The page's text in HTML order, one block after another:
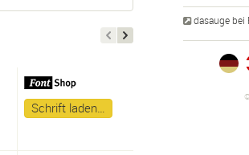
Schrift laden…
dasauge bei